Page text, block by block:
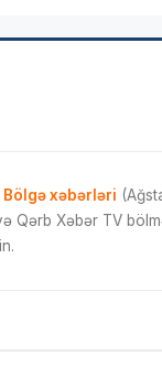
Bölgə xəbərləri
Xəbər TV